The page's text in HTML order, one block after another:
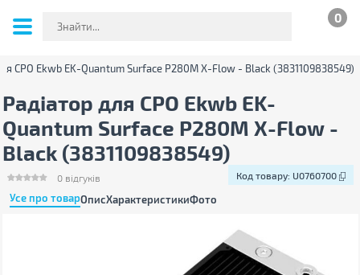
0
СРО Ekwb EK-Quantum Surface P280M X-Flow - Black (3831109838549)
Радіатор для СРО Ekwb EK-
Quantum Surface P280M X-Flow -
Black (3831109838549)
Усе про товарОписХарактеристикиФото
0відгуків Код товару: U0760700